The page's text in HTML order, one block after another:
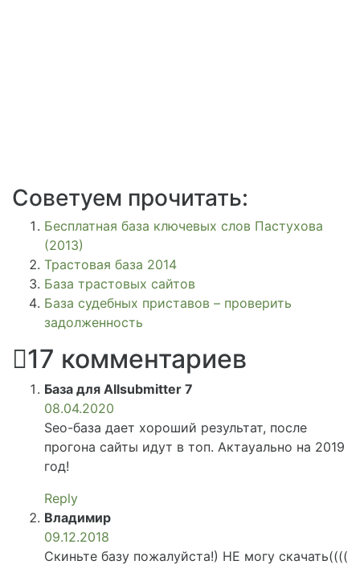
Советуем прочитать:
Бесплатная база ключевых слов Пастухова
(2013)
Трастовая база 2014
База трастовых сайтов
База судебных приставов – проверить
задолженность
17 комментариев
База для Allsubmitter 7
08.04.2020
Seo-база дает хороший результат, после
прогона сайты идут в топ. Актауально на 2019
год!
Reply
Владимир
09.12.2018
Скиньте базу пожалуйста!) НЕ могу скачать((((